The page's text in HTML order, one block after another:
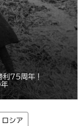
ロシア